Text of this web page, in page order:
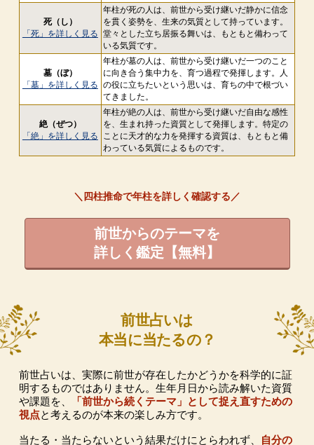
死（し）
「死」を詳しく見る
年柱が死の人は、前世から受け継いだ静かに信念
を貫く姿勢を、生来の気質として持っています。
堂々とした立ち居振る舞いは、もともと備わって
いる気質です。
墓（ぼ）
「墓」を詳しく見る
年柱が墓の人は、前世から受け継いだ一つのこと
に向き合う集中力を、育つ過程で発揮します。人
の役に立ちたいという思いは、育ちの中で根づい
てきました。
絶（ぜつ）
「絶」を詳しく見る
年柱が絶の人は、前世から受け継いだ自由な感性
を、生まれ持った資質として発揮します。特定の
ことに天才的な力を発揮する資質は、もともと備
わっている気質によるものです。
＼四柱推命で年柱を詳しく確認する／
前世からのテーマを
詳しく鑑定【無料】
前世占いは
本当に当たるの？
前世占いは、実際に前世が存在したかどうかを科学的に証
明するものではありません。生年月日から読み解いた資質
や課題を、
「前世から続くテーマ」として捉え直すための
視点と考えるのが本来の楽しみ方です。
当たる・当たらないという結果だけにとらわれず、
自分の